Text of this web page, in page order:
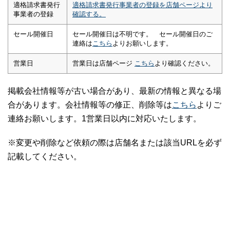
適格請求書発行
事業者の登録
適格請求書発行事業者の登録を店舗ページより
確認する。
セール開催日
セール開催日は不明です。 セール開催日のご
連絡は こちら よりお願いします。
営業日 営業日は店舗ページ こちら より確認ください。
掲載会社情報等が古い場合があり、最新の情報と異なる場
合があります。会社情報等の修正、削除等はこちら よりご
連絡お願いします。1営業日以内に対応いたします。
※変更や削除など依頼の際は店舗名または該当URLを必ず
記載してください。